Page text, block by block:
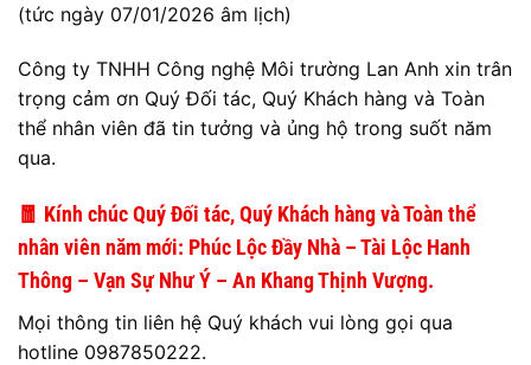
(tức ngày 07/01/2026 âm lịch)
Công ty TNHH Công nghệ Môi trường Lan Anh xin trân
trọng cảm ơn Quý Đối tác, Quý Khách hàng và Toàn
thể nhân viên đã tin tưởng và ủng hộ trong suốt năm
qua.
🧧 Kính chúc Quý Đối tác, Quý Khách hàng và Toàn thể
nhân viên năm mới: Phúc Lộc Đầy Nhà – Tài Lộc Hanh
Thông – Vạn Sự Như Ý – An Khang Thịnh Vượng.
Mọi thông tin liên hệ Quý khách vui lòng gọi qua
hotline 0987850222.